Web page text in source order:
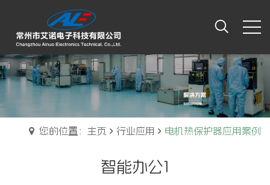
您的位置：主页 行业应用 电机热保护器应用案例
智能办公1